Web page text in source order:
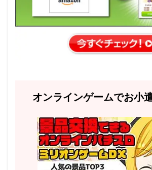
オンラインゲームでお小